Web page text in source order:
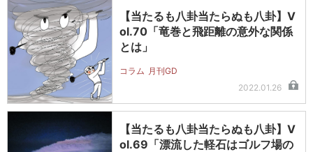
【当たるも八卦当たらぬも八卦】V
ol.70「竜巻と飛距離の意外な関係
とは」
コラム 月刊GD
2022.01.26
【当たるも八卦当たらぬも八卦】V
ol.69「漂流した軽石はゴルフ場の